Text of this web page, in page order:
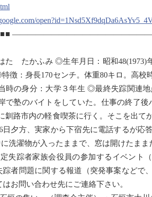
たかふみ ◎生年月日：昭和48(1973)
徴：身長170センチ。体重80キロ。高校
時の身分：大学３年生 ◎最終失踪関連
塾のバイトをしていた。仕事の終了後
釧路市内の軽食喫茶に行く。そこを出て
夕方、実家から下宿先に電話するが応
洗濯物が入ったままで、窓は開けたまま
定失踪者家族会役員の参加するイベント
者問題に関する報道（突発事案などで
お問い合わせ先にご連絡下さい。